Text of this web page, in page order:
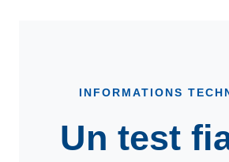
INFORMATIONS
Un test